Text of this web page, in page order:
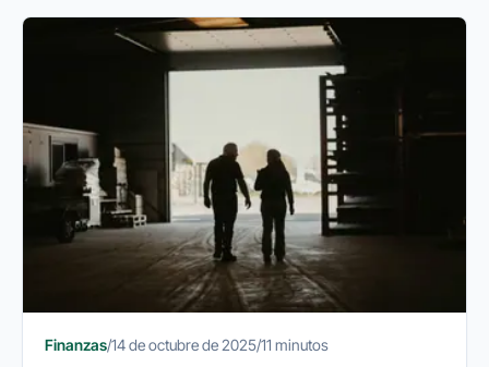
Finanzas/14 de octubre de 2025/11 minutos